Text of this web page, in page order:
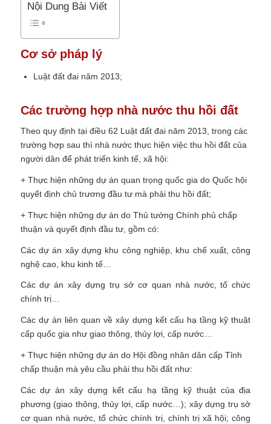
Nội Dung Bài Viết
Cơ sở pháp lý
Luật đất đai năm 2013;
Các trường hợp nhà nước thu hồi đất
Theo quy định tại điều 62 Luật đất đai năm 2013, trong các
trường hợp sau thì nhà nước thực hiện việc thu hồi đất của
người dân để phát triển kinh tế, xã hội:
+ Thực hiện những dự án quan trọng quốc gia do Quốc hội
quyết định chủ trương đầu tư mà phải thu hồi đất;
+ Thực hiện những dự án do Thủ tướng Chính phủ chấp
thuận và quyết định đầu tư, gồm có:
Các dự án xây dựng khu công nghiệp, khu chế xuất, công
nghệ cao, khu kinh tế…
Các dự án xây dựng trụ sở cơ quan nhà nước, tổ chức
chính trị…
Các dự án liên quan về xây dựng kết cấu hạ tầng kỹ thuật
cấp quốc gia như giao thông, thủy lợi, cấp nước…
+ Thực hiện những dự án do Hội đồng nhân dân cấp Tỉnh
chấp thuận mà yêu cầu phải thu hồi đất như:
Các dự án xây dựng kết cấu hạ tầng kỹ thuật của địa
phương (giao thông, thủy lợi, cấp nước…); xây dựng trụ sở
cơ quan nhà nước, tổ chức chính trị, chính trị xã hội; công